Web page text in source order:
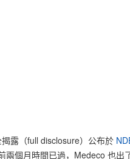
露（full disclosure）公布於
兩個月時間已過，Medeco 也出